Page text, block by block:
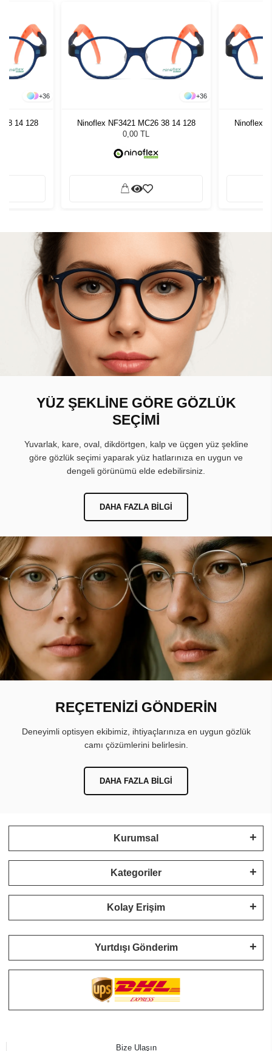
+36
38 14 128
+36
Ninoflex NF3421 MC26 38 14 128
0,00 TL
Ninoflex
YÜZ ŞEKLİNE GÖRE GÖZLÜK
SEÇİMİ
Yuvarlak, kare, oval, dikdörtgen, kalp ve üçgen yüz şekline
göre gözlük seçimi yaparak yüz hatlarınıza en uygun ve
dengeli görünümü elde edebilirsiniz.
DAHA FAZLA BILGI
REÇETENİZİ GÖNDERİN
Deneyimli optisyen ekibimiz, ihtiyaçlarınıza en uygun gözlük
camı çözümlerini belirlesin.
DAHA FAZLA BILGI
Kurumsal
Kategoriler
Kolay Erişim
Yurtdışı Gönderim
Bize Ulaşın